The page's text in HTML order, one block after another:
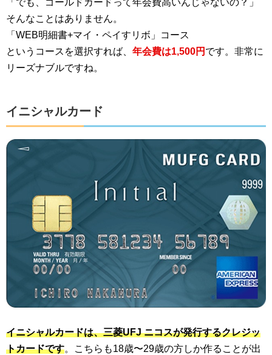
「でも、ゴールドカードって年会費高いんじゃないの？」
そんなことはありません。
「WEB明細書+マイ・ペイすリボ」コース
というコースを選択すれば、 年会費は1,500円 です。非常に
リーズナブルですね。
イニシャルカード
イニシャルカードは、三菱UFJ ニコスが発行するクレジッ
トカードです。こちらも18歳〜29歳の方しか作ることが出